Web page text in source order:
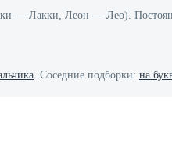
— Лакки, Леон — Лео).
. Соседние подборки: на